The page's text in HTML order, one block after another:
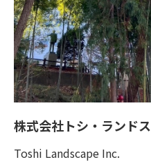
株式会社トシ・ランド
Toshi Landscape Inc.